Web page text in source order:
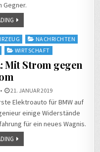
Gegner.
NACHRICHTEN
WIRTSCHAFT
Mit Strom gegen
21. JANUAR 2019
Elektroauto für BMW auf
einige Widerstände
für ein neues Wagnis.